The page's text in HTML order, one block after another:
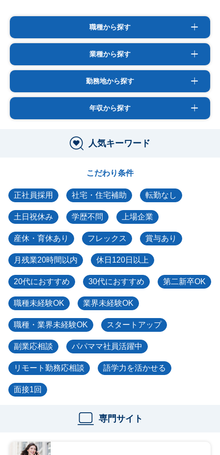
職種から探す
業種から探す
勤務地から探す
年収から探す
人気キーワード
こだわり条件
正社員採用 社宅・住宅補助 転勤なし
土日祝休み 学歴不問 上場企業
産休・育休あり フレックス 賞与あり
月残業20時間以内 休日120日以上
20代におすすめ 30代におすすめ 第二新卒OK
職種未経験OK 業界未経験OK
職種・業界未経験OK スタートアップ
副業応相談 パパママ社員活躍中
リモート勤務応相談 語学力を活かせる
面接1回
専門サイト